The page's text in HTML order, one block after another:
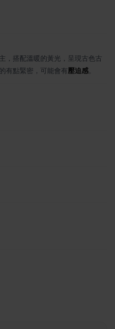
，搭配溫暖的黃光，呈現古色古
有點緊密，可能會有 壓迫感